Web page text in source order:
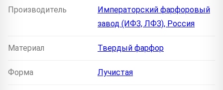
Производитель
Императорский фарфоровый
завод (ИФЗ, ЛФЗ), Россия
Материал Твердый фарфор
Форма Лучистая